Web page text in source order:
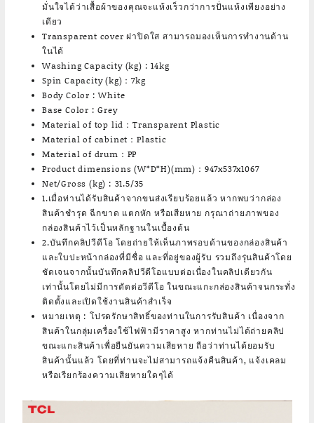
มั่นใจได้ว่าเสื้อผ้าของคุณจะแห้งเร็วกว่าการปั่นแห้งเพียงอย่าง
เดียว
Transparent cover ฝาปิดใส สามารถมองเห็นการทำงานด้าน
ในได้
Washing Capacity (kg) : 14kg
Spin Capacity (kg)：7kg
Body Color : White
Base Color : Grey
Material of top lid：Transparent Plastic
Material of cabinet：Plastic
Material of drum：PP
Product dimensions (W*D*H)(mm)：947x537x1067
Net/Gross (kg) : 31.5/35
1.เมื่อท่านได้รับสินค้าจากขนส่งเรียบร้อยแล้ว หากพบว่ากล่อง
สินค้าชำรุด ฉีกขาด แตกหัก หรือเสียหาย กรุณาถ่ายภาพของ
กล่องสินค้าไว้เป็นหลักฐานในเบื้องต้น
2.บันทึกคลิปวีดีโอ โดยถ่ายให้เห็นภาพรอบด้านของกล่องสินค้า
และใบปะหน้ากล่องที่มีชื่อ และที่อยู่ของผู้รับ รวมถึงรุ่นสินค้าโดย
ชัดเจนจากนั้นบันทึกคลิปวีดีโอแบบต่อเนื่องในคลิปเดียวกัน
เท่านั้นโดยไม่มีการตัดต่อวีดีโอ ในขณะแกะกล่องสินค้าจนกระทั่ง
ติดตั้งและเปิดใช้งานสินค้าสำเร็จ
หมายเหตุ : โปรดรักษาสิทธิ์ของท่านในการรับสินค้า เนื่องจาก
สินค้าในกลุ่มเครื่องใช้ไฟฟ้ามีราคาสูง หากท่านไม่ได้ถ่ายคลิป
ขณะแกะสินค้าเพื่อยืนยันความเสียหาย ถือว่าท่านได้ยอมรับ
สินค้านั้นแล้ว โดยที่ท่านจะไม่สามารถแจ้งคืนสินค้า, แจ้งเคลม
หรือเรียกร้องความเสียหายใดๆได้